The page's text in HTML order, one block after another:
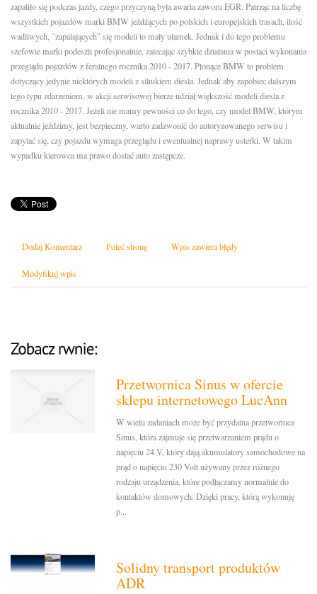
zapaliło się podczas jazdy, czego przyczyną była awaria zaworu EGR. Patrząc na liczbę
wszystkich pojazdów marki BMW jeżdżących po polskich i europejskich trasach, ilość
wadliwych, "zapalających" się modeli to mały ułamek. Jednak i do tego problemu
szefowie marki podeszli profesjonalnie, zalecając szybkie działania w postaci wykonania
przeglądu pojazdów z feralnego rocznika 2010 - 2017. Płonące BMW to problem
dotyczący jedynie niektórych modeli z silnikiem diesla. Jednak aby zapobiec dalszym
tego typu zdarzeniom, w akcji serwisowej bierze udział większość modeli diesla z
rocznika 2010 - 2017. Jeżeli nie mamy pewności co do tego, czy model BMW, którym
aktualnie jeździmy, jest bezpieczny, warto zadzwonić do autoryzowanego serwisu i
zapytać się, czy pojazdu wymaga przeglądu i ewentualnej naprawy usterki. W takim
wypadku kierowca ma prawo dostać auto zastępcze.
Dodaj Komentarz Poleć stronę Wpis zawiera błędy
Modyfikuj wpis
Przetwornica Sinus w ofercie
sklepu internetowego LucAnn
W wielu zadaniach może być przydatna przetwornica
Sinus, która zajmuje się przetwarzaniem prądu o
napięciu 24 V, który dają akumulatory samochodowe na
prąd o napięciu 230 Volt używany przez różnego
rodzaju urządzenia, które podłączamy normalnie do
kontaktów domowych. Dzięki pracy, którą wykonuję
p...
Solidny transport produktów
ADR